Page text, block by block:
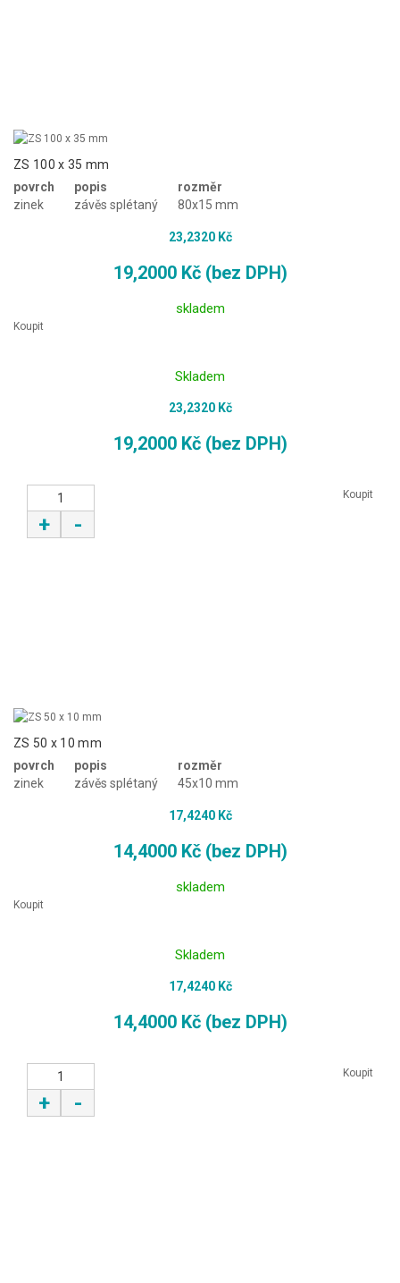
ZS 100 x 35 mm
povrch
zinek
popis
závěs splétaný
rozměr
80x15 mm
23,2320 Kč
19,2000 Kč (bez DPH)
skladem
Koupit
Skladem
23,2320 Kč
19,2000 Kč (bez DPH)
+ -
Koupit
ZS 50 x 10 mm
povrch
zinek
popis
závěs splétaný
rozměr
45x10 mm
17,4240 Kč
14,4000 Kč (bez DPH)
skladem
Koupit
Skladem
17,4240 Kč
14,4000 Kč (bez DPH)
+ -
Koupit